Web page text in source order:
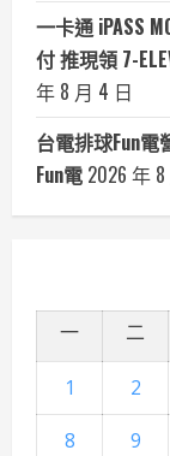
一卡通 iPASS
付 推現領 7-
年 8 月 4 日
台電排球Fun
Fun電 2026 年
一 二
1 2
8
9